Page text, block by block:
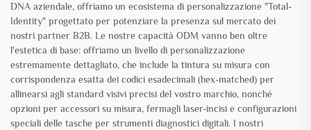
DNA aziendale, offriamo un ecosistema di personalizzazione "Total-
Identity" progettato per potenziare la presenza sul mercato dei
nostri partner B2B. Le nostre capacità ODM vanno ben oltre
l'estetica di base: offriamo un livello di personalizzazione
estremamente dettagliato, che include la tintura su misura con
corrispondenza esatta dei codici esadecimali (hex-matched) per
allinearsi agli standard visivi precisi del vostro marchio, nonché
opzioni per accessori su misura, fermagli laser-incisi e configurazioni
speciali delle tasche per strumenti diagnostici digitali. I nostri